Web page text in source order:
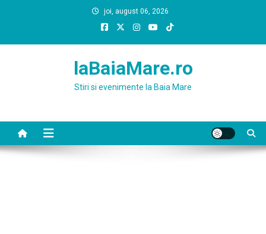
joi, august 06, 2026
laBaiaMare.ro
Stiri si evenimente la Baia Mare